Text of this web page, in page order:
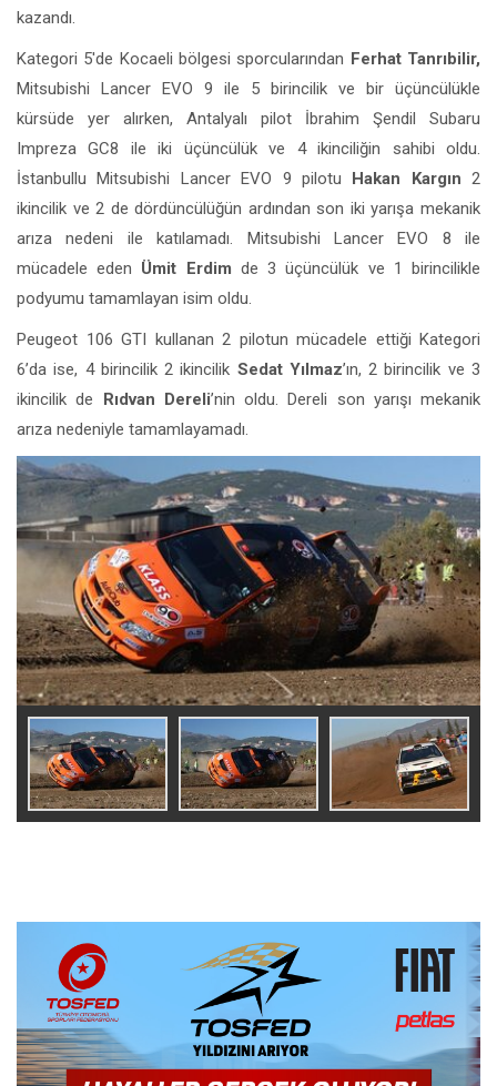
kazandı.
Kategori 5′de Kocaeli bölgesi sporcularından Ferhat Tanrıbilir,
Mitsubishi Lancer EVO 9 ile 5 birincilik ve bir üçüncülükle
kürsüde yer alırken, Antalyalı pilot İbrahim Şendil Subaru
Impreza GC8 ile iki üçüncülük ve 4 ikinciliğin sahibi oldu.
İstanbullu Mitsubishi Lancer EVO 9 pilotu
Hakan Kargın 2
ikincilik ve 2 de dördüncülüğün ardından son iki yarışa mekanik
arıza nedeni ile katılamadı. Mitsubishi Lancer EVO 8 ile
mücadele eden Ümit Erdim de 3 üçüncülük ve 1 birincilikle
podyumu tamamlayan isim oldu.
Peugeot 106 GTI kullanan 2 pilotun mücadele ettiği Kategori
6’da ise, 4 birincilik 2 ikincilik Sedat Yılmaz’ın, 2 birincilik ve 3
ikincilik de
Rıdvan Dereli’nin oldu. Dereli son yarışı mekanik
arıza nedeniyle tamamlayamadı.